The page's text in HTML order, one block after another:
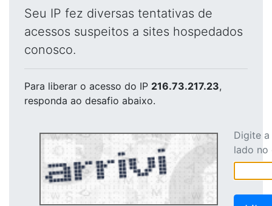
Seu IP fez diversas tentativas de
acessos suspeitos a sites hospedados
conosco.
Para liberar o acesso do IP 216.73.217.23,
responda ao desafio abaixo.
Digite
lado no